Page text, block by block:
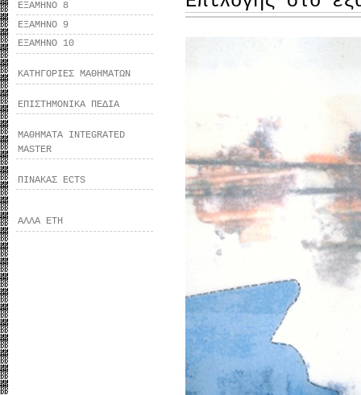
ΕΞΑΜΗΝΟ 8
ΕΞΑΜΗΝΟ 9
ΕΞΑΜΗΝΟ 10
ΚΑΤΗΓΟΡΙΕΣ ΜΑΘΗΜΑΤΩΝ
ΕΠΙΣΤΗΜΟΝΙΚΑ ΠΕΔΙΑ
ΜΑΘΗΜΑΤΑ INTEGRATED
MASTER
ΠΙΝΑΚΑΣ ECTS
ΑΛΛΑ ΕΤΗ